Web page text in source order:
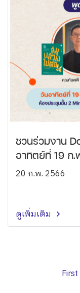
ชวนร่วมงาน
อาทิตย์ที่ 19 ก.
20 ก.พ. 2566
ดูเพิ่มเติม
First